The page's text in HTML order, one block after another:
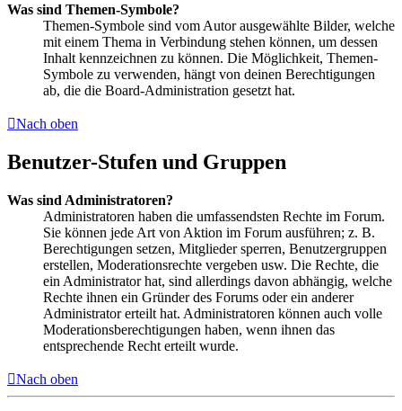
Was sind Themen-Symbole?
Themen-Symbole sind vom Autor ausgewählte Bilder, welche
mit einem Thema in Verbindung stehen können, um dessen
Inhalt kennzeichnen zu können. Die Möglichkeit, Themen-
Symbole zu verwenden, hängt von deinen Berechtigungen
ab, die die Board-Administration gesetzt hat.
Nach oben
Benutzer-Stufen und Gruppen
Was sind Administratoren?
Administratoren haben die umfassendsten Rechte im Forum.
Sie können jede Art von Aktion im Forum ausführen; z. B.
Berechtigungen setzen, Mitglieder sperren, Benutzergruppen
erstellen, Moderationsrechte vergeben usw. Die Rechte, die
ein Administrator hat, sind allerdings davon abhängig, welche
Rechte ihnen ein Gründer des Forums oder ein anderer
Administrator erteilt hat. Administratoren können auch volle
Moderationsberechtigungen haben, wenn ihnen das
entsprechende Recht erteilt wurde.
Nach oben